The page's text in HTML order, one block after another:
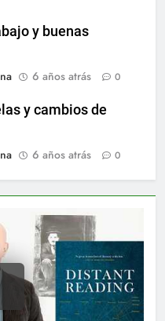
y buenas
6 años atrás 0
y cambios de
6 años atrás 0